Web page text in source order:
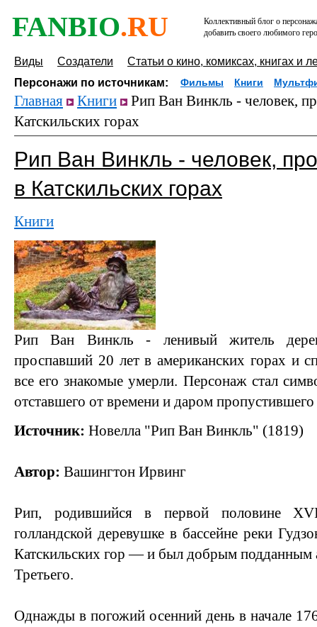
FANBIO.RU
Коллективный блог о
добавить своего любимого
Виды Создатели
Статьи о кино, комиксах, книгах и
Персонажи по источникам:
Фильмы Книги
Главная Книги
Рип Ван Винкль - человек,
Катскильских горах
Рип Ван Винкль - человек,
в Катскильских горах
Книги
Рип Ван Винкль - ленивый житель
проспавший 20 лет в американских горах и
все его знакомые умерли. Персонаж стал
отставшего от времени и даром
Источник: Новелла "Рип Ван Винкль" (1819)
Автор: Вашингтон Ирвинг
Рип, родившийся в первой половине
голландской деревушке в бассейне реки
Катскильских гор — и был добрым подданным
Третьего.
Однажды в погожий осенний день в начале